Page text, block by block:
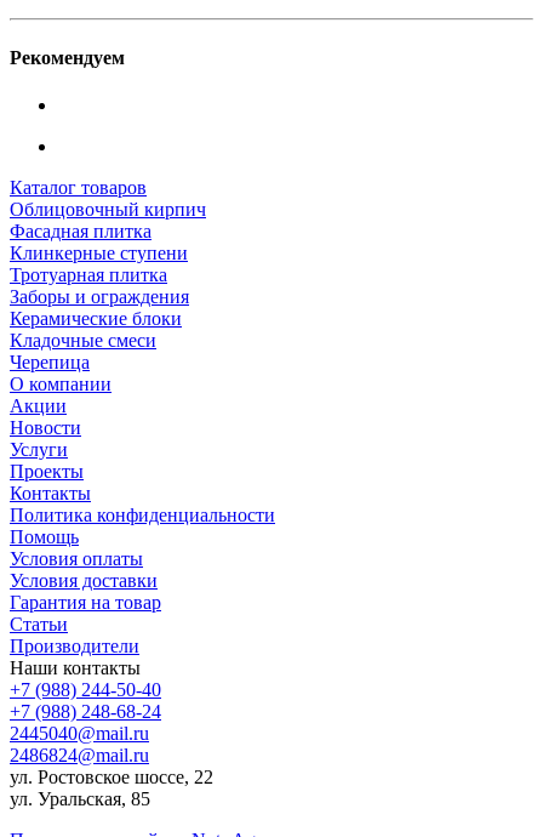
Рекомендуем
Каталог товаров
Облицовочный кирпич
Фасадная плитка
Клинкерные ступени
Тротуарная плитка
Заборы и ограждения
Керамические блоки
Кладочные смеси
Черепица
О компании
Акции
Новости
Услуги
Проекты
Контакты
Политика конфиденциальности
Помощь
Условия оплаты
Условия доставки
Гарантия на товар
Статьи
Производители
Наши контакты
+7 (988) 244-50-40
+7 (988) 248-68-24
2445040@mail.ru
2486824@mail.ru
ул. Ростовское шоссе, 22
ул. Уральская, 85